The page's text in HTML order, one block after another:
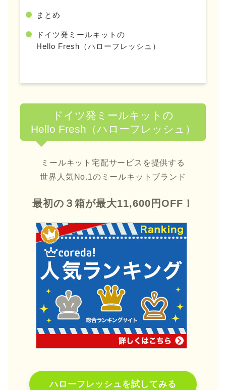
まとめ
ドイツ発ミールキットの
Hello Fresh（ハローフレッシュ）
ドイツ発ミールキットの
Hello Fresh（ハローフレッシュ）
ミールキット宅配サービスを提供する
世界人気No.1のミールキットブランド
最初の３箱が最大11,600円OFF！
ハローフレッシュを試してみる